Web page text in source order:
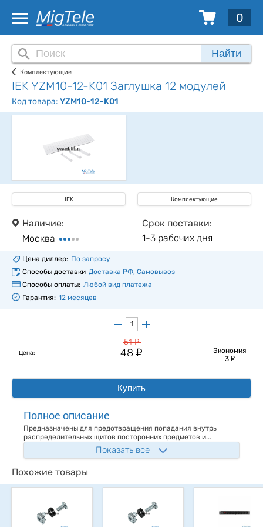
0
Найти
Комплектующие
IEK YZM10-12-K01 Заглушка 12 модулей
Код товара: YZM10-12-K01
IEK Комплектующие
Наличие:
Москва
Срок поставки:
1-3 рабочих дня
Цена диллер: По запросу
Способы доставки Доставка РФ, Самовывоз
Способы оплаты: Любой вид платежа
Гарантия: 12 месяцев
Цена:
51у
48у
Экономия
3 у
Купить
Полное описание
Предназначены для предотвращения попадания внутрь
распределительных щитов посторонних предметов и...
Показать все
Похожие товары